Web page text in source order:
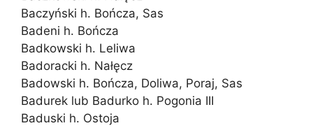
Baczyński h. Bończa, Sas
Badeni h. Bończa
Badkowski h. Leliwa
Badoracki h. Nałęcz
Badowski h. Bończa, Doliwa, Poraj, Sas
Badurek lub Badurko h. Pogonia III
Baduski h. Ostoja